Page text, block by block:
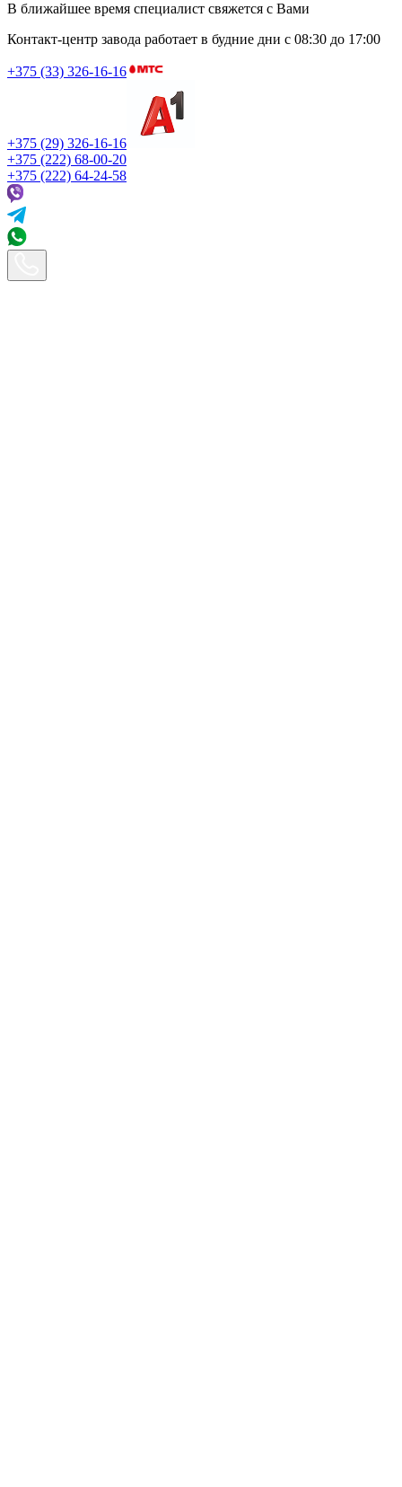
В ближайшее время специалист свяжется с Вами
Контакт-центр завода работает в будние дни с 08:30 до 17:00
+375 (33) 326-16-16
+375 (29) 326-16-16
+375 (222) 68-00-20
+375 (222) 64-24-58